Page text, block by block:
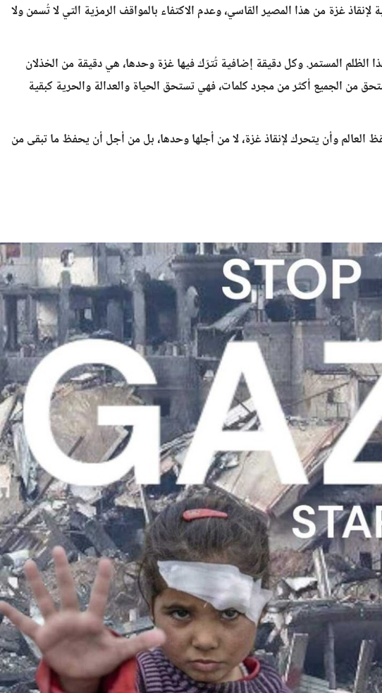
غزة من هذا المصير القاسي، وعدم الاكتفاء بالمواقف الرمزية التي لا تُسمن ولا
المستمر. وكل دقيقة إضافية تُترَك فيها غزة وحدها، هي دقيقة من الخذلان
من الجميع أكثر من مجرد كلمات، فهي تستحق الحياة والعدالة والحرية كبقية
وأن يتحرك لإنقاذ غزة، لا من أجلها وحدها، بل من أجل أن يحفظ ما تبقى من